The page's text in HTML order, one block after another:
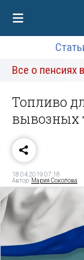
Все о пенсиях
Топливо
18.04.2019 07:18
Автор: Мария Соколова